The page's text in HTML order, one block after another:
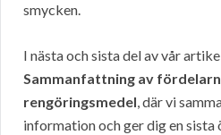
smycken.
I nästa och sista del av vår
Sammanfattning av
rengöringsmedel, där vi
information och ger dig en